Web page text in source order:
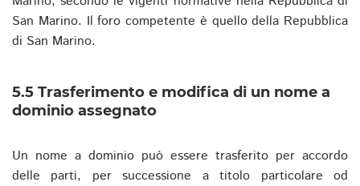
San Marino. Il foro competente è quello della Repubblica
di San Marino.
5.5 Trasferimento e modifica di un nome a
dominio assegnato
Un nome a dominio può essere trasferito per accordo
delle parti, per successione a titolo particolare od